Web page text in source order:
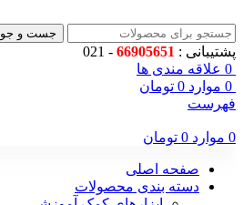
جست و جو
پشتیبانی : 66905651
- 021
0 علاقه مندی ها
0 موارد 0 تومان
فهرست
0 موارد 0 تومان
صفحه اصلی
دسته بندی محصولات